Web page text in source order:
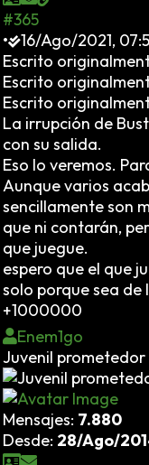
#365
•
16/Ago/2021,
Escrito
Escrito
Escrito
La irrupción de
con su salida.
Eso lo veremos.
Aunque varios
sencillamente son
que ni contarán,
que juegue.
espero que el que
solo porque sea de
+1000000
Enem1go
Juvenil prometedor
Mensajes: 7.880
Desde: 28/Ago/